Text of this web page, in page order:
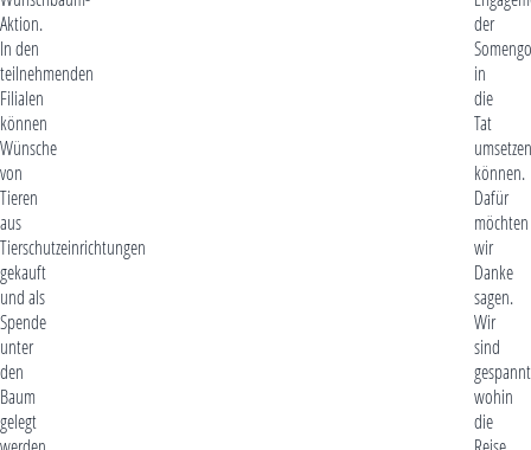
Aktion.
In den
teilnehmenden
Filialen
können
Wünsche
von
Tieren
aus
Tierschutzeinrichtungen
gekauft
und als
Spende
unter
den
Baum
gelegt
der
in
die
Tat
umsetzen
können.
Dafür
möchten
wir
Danke
sagen.
Wir
sind
wohin
die